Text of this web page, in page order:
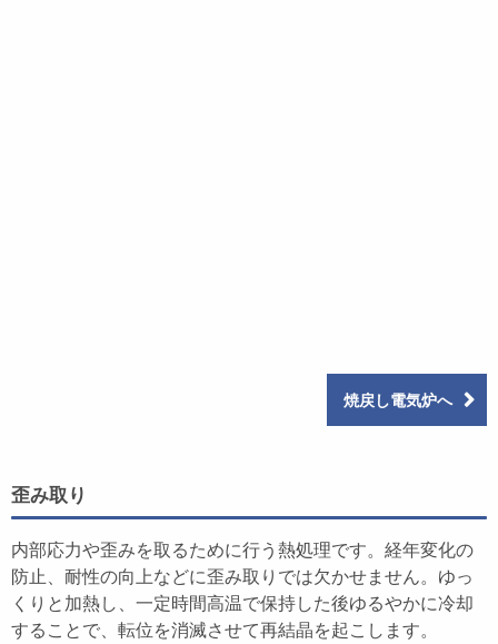
焼戻し電気炉へ
歪み取り
内部応力や歪みを取るために行う熱処理です。経年変化の
防止、耐性の向上などに歪み取りでは欠かせません。ゆっ
くりと加熱し、一定時間高温で保持した後ゆるやかに冷却
することで、転位を消滅させて再結晶を起こします。